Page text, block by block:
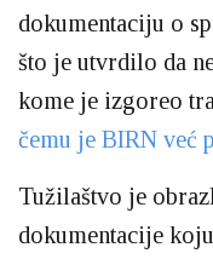
dokumentaciju o
što je utvrdilo da
kome je izgoreo
čemu je BIRN već
Tužilaštvo je
dokumentacije